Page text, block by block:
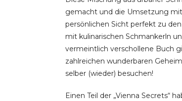
gemacht und die Umsetzung
persönlichen Sicht perfekt zu
mit kulinarischen Schmankerln
vermeintlich verschollene Buch
zahlreichen wunderbaren
selber (wieder) besuchen!
Einen Teil der „Vienna Secrets“